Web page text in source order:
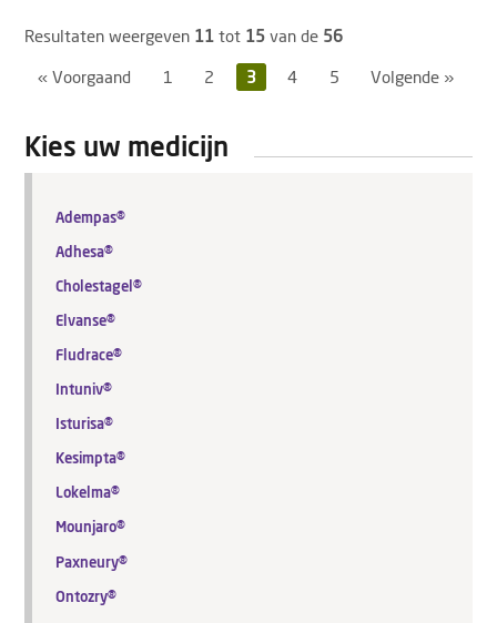
Resultaten weergeven 11 tot 15 van de 56
« Voorgaand 1 2 3 4 5 Volgende »
Kies uw medicijn
Adempas®
Adhesa®
Cholestagel®
Elvanse®
Fludrace®
Intuniv®
Isturisa®
Kesimpta®
Lokelma®
Mounjaro®
Paxneury®
Ontozry®